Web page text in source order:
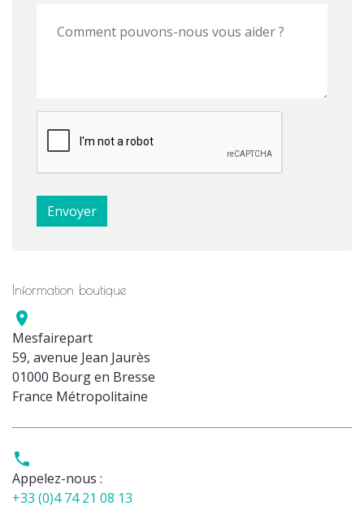
Information boutique

Mesfairepart
59, avenue Jean Jaurès
01000 Bourg en Bresse
France Métropolitaine

Appelez-nous :
+33 (0)4 74 21 08 13